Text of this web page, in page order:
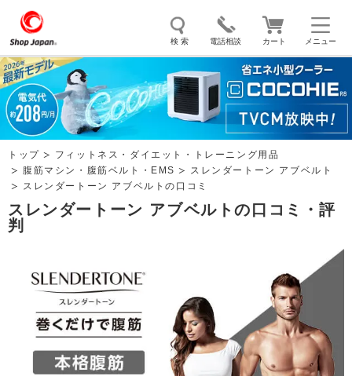
メニュー
検 索 電話相談 カート
トゥルースリーパー ソイリッチ ここひえ 枕
掃除機 クッキングプロ マイキュット
エアコン オーラルスマイル
トップ
フィットネス・ダイエット・トレーニング用品
腹筋マシン・腹筋ベルト・EMS
スレンダートーン アブベルト
スレンダートーン アブベルトの口コミ
スレンダートーン アブベルトの口コミ・評
判